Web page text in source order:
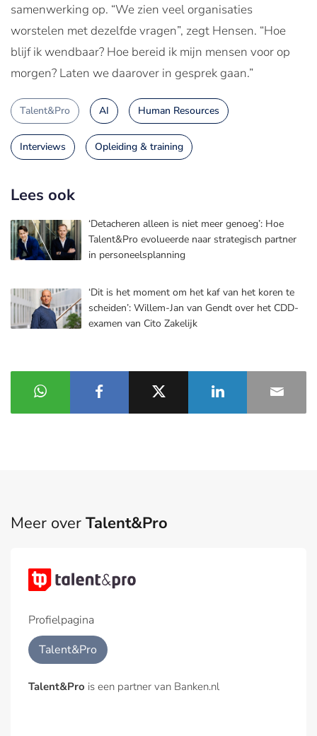
samenwerking op. “We zien veel organisaties
worstelen met dezelfde vragen”, zegt Hensen. “Hoe
blijf ik wendbaar? Hoe bereid ik mijn mensen voor op
morgen? Laten we daarover in gesprek gaan.”
Talent&Pro AI Human Resources
Interviews Opleiding & training
Lees ook
‘Detacheren alleen is niet meer genoeg’: Hoe
Talent&Pro evolueerde naar strategisch partner
in personeelsplanning
‘Dit is het moment om het kaf van het koren te
scheiden’: Willem-Jan van Gendt over het CDD-
examen van Cito Zakelijk
Meer over Talent&Pro
Profielpagina
Talent&Pro
Talent&Pro is een partner van Banken.nl